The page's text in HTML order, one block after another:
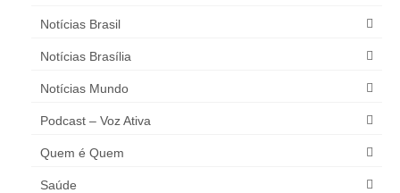
Notícias Brasil
Notícias Brasília
Notícias Mundo
Podcast – Voz Ativa
Quem é Quem
Saúde